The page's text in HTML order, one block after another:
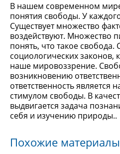
В нашем современном
понятия свободы. У
Существует множество
воздействуют. Множество
понять, что такое свобода.
социологических законов,
наше мировоззрение.
возникновению
ответственность
стимулом свободы. В
выдвигается задача
себя и изучению природы..
Похожие материалы